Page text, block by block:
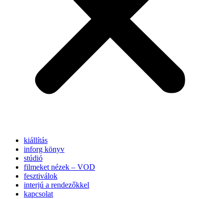
kiállítás
inforg könyv
stúdió
filmeket nézek – VOD
fesztiválok
interjú a rendezőkkel
kapcsolat